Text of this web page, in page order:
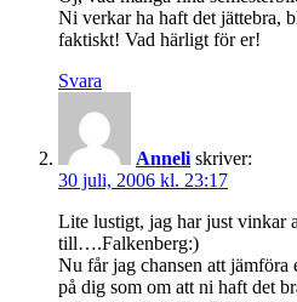
Ni verkar ha haft det jättebra,
faktiskt! Vad härligt för er!
Svara
Anneli skriver:
30 juli, 2006 kl. 23:17
Lite lustigt, jag har just vinkar
till….Falkenberg:)
Nu får jag chansen att jämföra
på dig som om att ni haft det